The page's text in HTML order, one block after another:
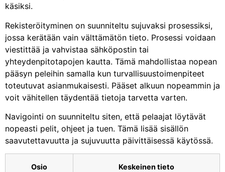
käsiksi.
Rekisteröityminen on suunniteltu sujuvaksi prosessiksi,
jossa kerätään vain välttämätön tieto. Prosessi voidaan
viestittää ja vahvistaa sähköpostin tai
yhteydenpitotapojen kautta. Tämä mahdollistaa nopean
pääsyn peleihin samalla kun turvallisuustoimenpiteet
toteutuvat asianmukaisesti. Pääset alkuun nopeammin ja
voit vähitellen täydentää tietoja tarvetta varten.
Navigointi on suunniteltu siten, että pelaajat löytävät
nopeasti pelit, ohjeet ja tuen. Tämä lisää sisällön
saavutettavuutta ja sujuvuutta päivittäisessä käytössä.
Osio Keskeinen tieto